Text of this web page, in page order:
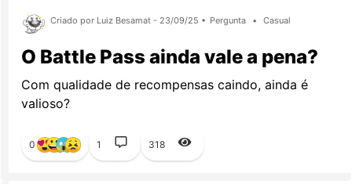
Criado por Luiz Besamat - 23/09/25 • Pergunta • Casual
O Battle Pass ainda vale a pena?
Com qualidade de recompensas caindo, ainda é
valioso?
0 1 318